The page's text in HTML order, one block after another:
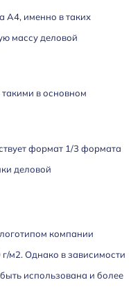
А4, именно в таких
массу деловой
в основном
формат 1/3 формата
деловой
компании
г/м2. Однако в зависимости
использована и более